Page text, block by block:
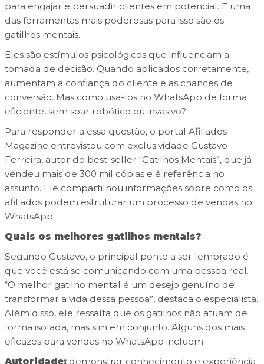
para engajar e persuadir clientes em potencial. E uma
das ferramentas mais poderosas para isso são os
gatilhos mentais.
Eles são estímulos psicológicos que influenciam a
tomada de decisão. Quando aplicados corretamente,
aumentam a confiança do cliente e as chances de
conversão. Mas como usá-los no WhatsApp de forma
eficiente, sem soar robótico ou invasivo?
Para responder a essa questão, o portal Afiliados
Magazine entrevistou com exclusividade Gustavo
Ferreira, autor do best-seller “Gatilhos Mentais”, que já
vendeu mais de 300 mil cópias e é referência no
assunto. Ele compartilhou informações sobre como os
afiliados podem estruturar um processo de vendas no
WhatsApp.
Quais os melhores gatilhos mentais?
Segundo Gustavo, o principal ponto a ser lembrado é
que você está se comunicando com uma pessoa real.
“O melhor gatilho mental é um desejo genuíno de
transformar a vida dessa pessoa”, destaca o especialista.
Além disso, ele ressalta que os gatilhos não atuam de
forma isolada, mas sim em conjunto. Alguns dos mais
eficazes para vendas no WhatsApp incluem:
Autoridade:demonstrar conhecimento e experiência